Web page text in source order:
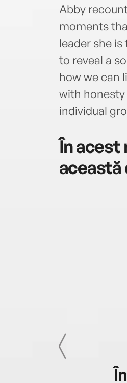
Abby
moments
leader she
to reveal a
how we can
with
individual
În acest